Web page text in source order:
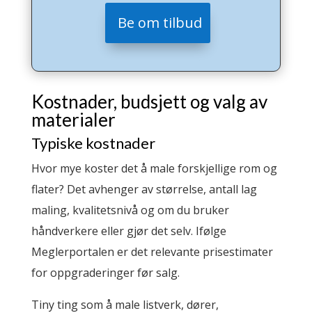
Be om tilbud
Kostnader, budsjett og valg av
materialer
Typiske kostnader
Hvor mye koster det å male forskjellige rom og
flater? Det avhenger av størrelse, antall lag
maling, kvalitetsnivå og om du bruker
håndverkere eller gjør det selv. Ifølge
Meglerportalen er det relevante prisestimater
for oppgraderinger før salg.
Tiny ting som å male listverk, dører,